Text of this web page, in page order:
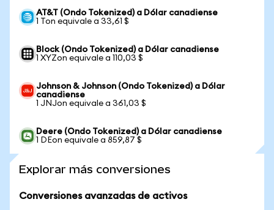
AT&T (Ondo Tokenized) a Dólar canadiense
1 Ton equivale a 33,61 $
Block (Ondo Tokenized) a Dólar canadiense
1 XYZon equivale a 110,03 $
Johnson & Johnson (Ondo Tokenized) a Dólar
canadiense
1 JNJon equivale a 361,03 $
Deere (Ondo Tokenized) a Dólar canadiense
1 DEon equivale a 859,87 $
Explorar más conversiones
Conversiones avanzadas de activos